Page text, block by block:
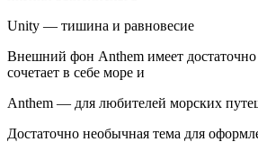
Unity — тишина и равновесие
Внешний фон Anthem имеет
сочетает в себе море и
Anthem — для любителей морских
Достаточно необычная тема для